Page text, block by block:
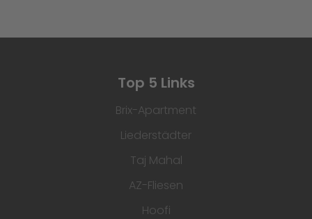
Top 5 Links
Brix-Apartment
Liederstädter
Taj Mahal
AZ-Fliesen
Hoofi